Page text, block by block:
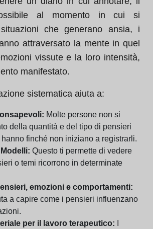
al momento in cui si
che generano ansia, i
attraversato la mente in quel
vissute e la loro intensità,
manifestato.
sistematica aiuta a:
Molte persone non si
della quantità e del tipo di pensieri
finché non iniziano a registrarli.
Questo ti permette di vedere
o temi ricorrono in determinate
emozioni e comportamenti:
a capire come i pensieri influenzano
per il lavoro terapeutico: